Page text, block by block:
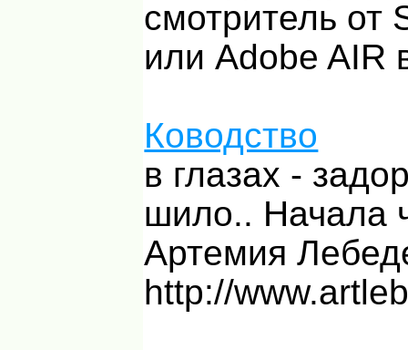
смотритель от
или Adobe AIR
Ководство
в глазах -
шило.. Начала
Артемия
http://